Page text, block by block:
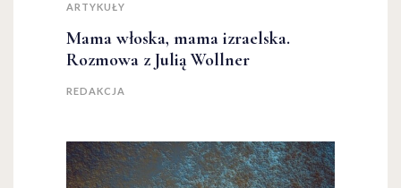
ARTYKUŁY
Mama włoska, mama izraelska.
Rozmowa z Julią Wollner
REDAKCJA